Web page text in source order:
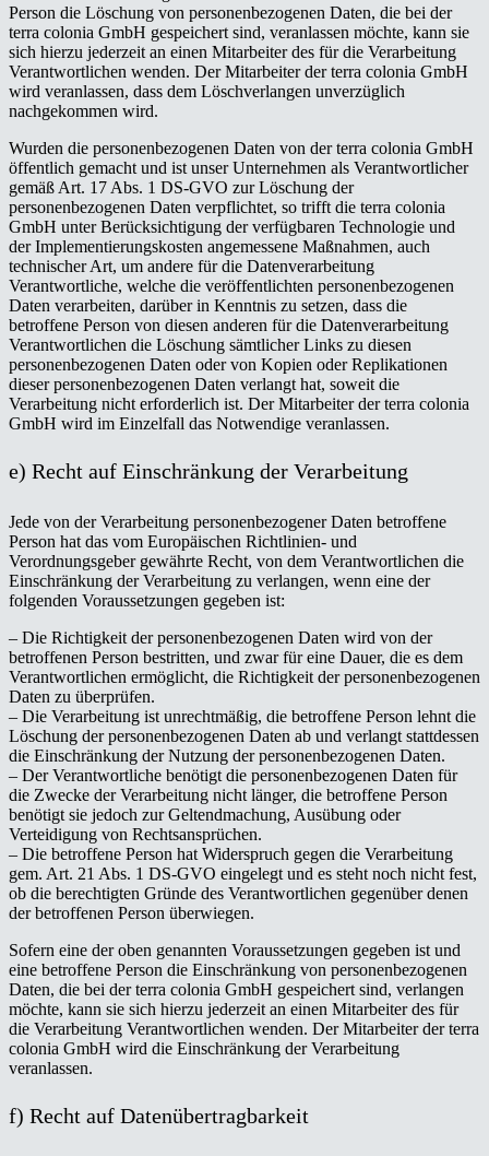
Person die Löschung von personenbezogenen Daten, die bei der
terra colonia GmbH gespeichert sind, veranlassen möchte, kann sie
sich hierzu jederzeit an einen Mitarbeiter des für die Verarbeitung
Verantwortlichen wenden. Der Mitarbeiter der terra colonia GmbH
wird veranlassen, dass dem Löschverlangen unverzüglich
nachgekommen wird.
Wurden die personenbezogenen Daten von der terra colonia GmbH
öffentlich gemacht und ist unser Unternehmen als Verantwortlicher
gemäß Art. 17 Abs. 1 DS-GVO zur Löschung der
personenbezogenen Daten verpflichtet, so trifft die terra colonia
GmbH unter Berücksichtigung der verfügbaren Technologie und
der Implementierungskosten angemessene Maßnahmen, auch
technischer Art, um andere für die Datenverarbeitung
Verantwortliche, welche die veröffentlichten personenbezogenen
Daten verarbeiten, darüber in Kenntnis zu setzen, dass die
betroffene Person von diesen anderen für die Datenverarbeitung
Verantwortlichen die Löschung sämtlicher Links zu diesen
personenbezogenen Daten oder von Kopien oder Replikationen
dieser personenbezogenen Daten verlangt hat, soweit die
Verarbeitung nicht erforderlich ist. Der Mitarbeiter der terra colonia
GmbH wird im Einzelfall das Notwendige veranlassen.
e) Recht auf Einschränkung der Verarbeitung
Jede von der Verarbeitung personenbezogener Daten betroffene
Person hat das vom Europäischen Richtlinien- und
Verordnungsgeber gewährte Recht, von dem Verantwortlichen die
Einschränkung der Verarbeitung zu verlangen, wenn eine der
folgenden Voraussetzungen gegeben ist:
– Die Richtigkeit der personenbezogenen Daten wird von der
betroffenen Person bestritten, und zwar für eine Dauer, die es dem
Verantwortlichen ermöglicht, die Richtigkeit der personenbezogenen
Daten zu überprüfen.
– Die Verarbeitung ist unrechtmäßig, die betroffene Person lehnt die
Löschung der personenbezogenen Daten ab und verlangt stattdessen
die Einschränkung der Nutzung der personenbezogenen Daten.
– Der Verantwortliche benötigt die personenbezogenen Daten für
die Zwecke der Verarbeitung nicht länger, die betroffene Person
benötigt sie jedoch zur Geltendmachung, Ausübung oder
Verteidigung von Rechtsansprüchen.
– Die betroffene Person hat Widerspruch gegen die Verarbeitung
gem. Art. 21 Abs. 1 DS-GVO eingelegt und es steht noch nicht fest,
ob die berechtigten Gründe des Verantwortlichen gegenüber denen
der betroffenen Person überwiegen.
Sofern eine der oben genannten Voraussetzungen gegeben ist und
eine betroffene Person die Einschränkung von personenbezogenen
Daten, die bei der terra colonia GmbH gespeichert sind, verlangen
möchte, kann sie sich hierzu jederzeit an einen Mitarbeiter des für
die Verarbeitung Verantwortlichen wenden. Der Mitarbeiter der terra
colonia GmbH wird die Einschränkung der Verarbeitung
veranlassen.
f) Recht auf Datenübertragbarkeit